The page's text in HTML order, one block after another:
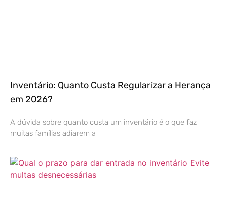
Inventário: Quanto Custa Regularizar a Herança
em 2026?
A dúvida sobre quanto custa um inventário é o que faz
muitas famílias adiarem a